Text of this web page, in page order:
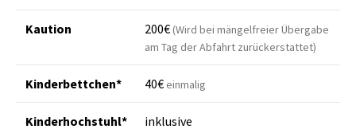
Kaution 200€ (Wird bei mängelfreier Übergabe
am Tag der Abfahrt zurückerstattet)
Kinderbettchen* 40€ einmalig
Kinderhochstuhl* inklusive